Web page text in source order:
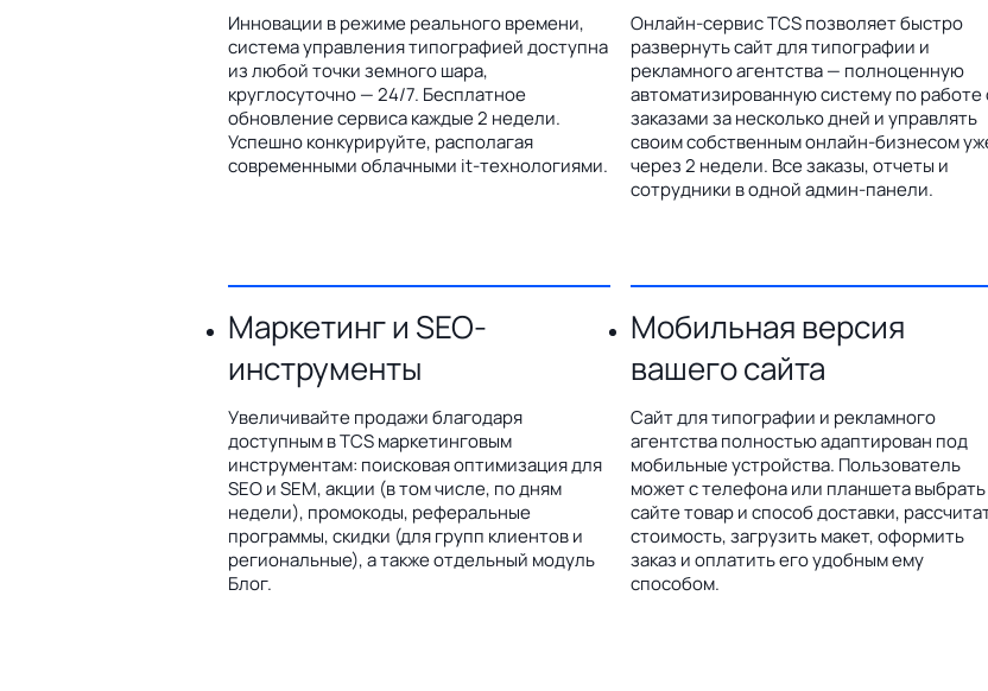
Инновации в режиме реального времени,
система управления типографией доступна
из любой точки земного шара,
круглосуточно — 24/7. Бесплатное
обновление сервиса каждые 2 недели.
Успешно конкурируйте, располагая
современными облачными it-технологиями.
Онлайн-сервис TCS позволяет быстро
развернуть сайт для типографии и
рекламного агентства — полноценную
автоматизированную систему по работе
заказами за несколько дней и управлять
своим собственным онлайн-бизнесом
через 2 недели. Все заказы, отчеты и
сотрудники в одной админ-панели.
Маркетинг и SEO-
инструменты
Увеличивайте продажи благодаря
доступным в TCS маркетинговым
инструментам: поисковая оптимизация для
SEO и SEM, акции (в том числе, по дням
недели), промокоды, реферальные
программы, скидки (для групп клиентов и
региональные), а также отдельный модуль
Блог.
Мобильная версия
вашего сайта
Сайт для типографии и рекламного
агентства полностью адаптирован под
мобильные устройства. Пользователь
может с телефона или планшета
сайте товар и способ доставки,
стоимость, загрузить макет, оформить
заказ и оплатить его удобным ему
способом.